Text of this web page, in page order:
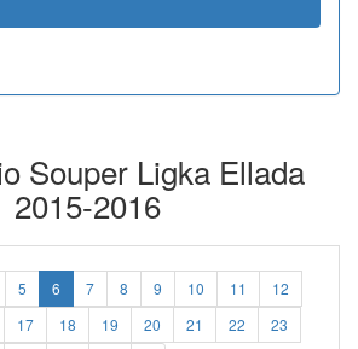
Souper Ligka Ellada
2015-2016
5 6 7 8 9 10 11
12
17 18 19 20 21 22
23